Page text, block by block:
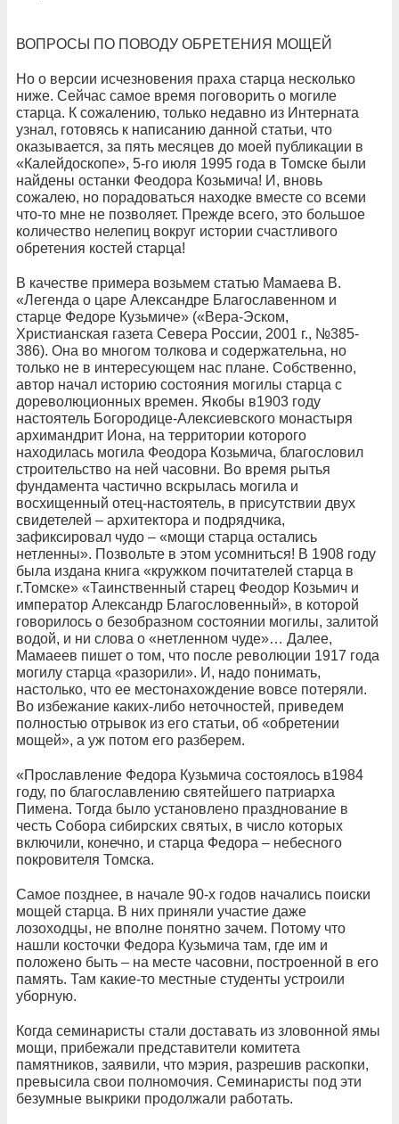
ВОПРОСЫ ПО ПОВОДУ ОБРЕТЕНИЯ МОЩЕЙ
Но о версии исчезновения праха старца несколько
ниже. Сейчас самое время поговорить о могиле
старца. К сожалению, только недавно из Интерната
узнал, готовясь к написанию данной статьи, что
оказывается, за пять месяцев до моей публикации в
«Калейдоскопе», 5-го июля 1995 года в Томске были
найдены останки Феодора Козьмича! И, вновь
сожалею, но порадоваться находке вместе со всеми
что-то мне не позволяет. Прежде всего, это большое
количество нелепиц вокруг истории счастливого
обретения костей старца!
В качестве примера возьмем статью Мамаева В.
«Легенда о царе Александре Благославенном и
старце Федоре Кузьмиче» («Вера-Эском,
Христианская газета Севера России, 2001 г., №385-
386). Она во многом толкова и содержательна, но
только не в интересующем нас плане. Собственно,
автор начал историю состояния могилы старца с
дореволюционных времен. Якобы в1903 году
настоятель Богородице-Алексиевского монастыря
архимандрит Иона, на территории которого
находилась могила Феодора Козьмича, благословил
строительство на ней часовни. Во время рытья
фундамента частично вскрылась могила и
восхищенный отец-настоятель, в присутствии двух
свидетелей – архитектора и подрядчика,
зафиксировал чудо – «мощи старца остались
нетленны». Позвольте в этом усомниться! В 1908 году
была издана книга «кружком почитателей старца в
г.Томске» «Таинственный старец Феодор Козьмич и
император Александр Благословенный», в которой
говорилось о безобразном состоянии могилы, залитой
водой, и ни слова о «нетленном чуде»… Далее,
Мамаеев пишет о том, что после революции 1917 года
могилу старца «разорили». И, надо понимать,
настолько, что ее местонахождение вовсе потеряли.
Во избежание каких-либо неточностей, приведем
полностью отрывок из его статьи, об «обретении
мощей», а уж потом его разберем.
«Прославление Федора Кузьмича состоялось в1984
году, по благославлению святейшего патриарха
Пимена. Тогда было установлено празднование в
честь Собора сибирских святых, в число которых
включили, конечно, и старца Федора – небесного
покровителя Томска.
Самое позднее, в начале 90-х годов начались поиски
мощей старца. В них приняли участие даже
лозоходцы, не вполне понятно зачем. Потому что
нашли косточки Федора Кузьмича там, где им и
положено быть – на месте часовни, построенной в его
память. Там какие-то местные студенты устроили
уборную.
Когда семинаристы стали доставать из зловонной ямы
мощи, прибежали представители комитета
памятников, заявили, что мэрия, разрешив раскопки,
превысила свои полномочия. Семинаристы под эти
безумные выкрики продолжали работать.